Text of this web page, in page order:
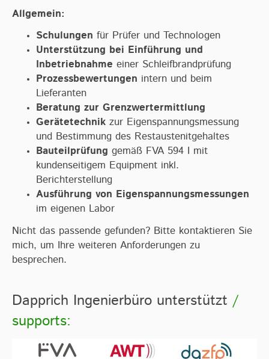
Allgemein:
Schulungen für Prüfer und Technologen
Unterstützung bei Einführung und
Inbetriebnahme einer Schleifbrandprüfung
Prozessbewertungen intern und beim
Lieferanten
Beratung zur Grenzwertermittlung
Gerätetechnik zur Eigenspannungsmessung
und Bestimmung des Restaustenitgehaltes
Bauteilprüfung gemäß FVA 594 I mit
kundenseitigem Equipment inkl.
Berichterstellung
Ausführung von Eigenspannungsmessungen
im eigenen Labor
Nicht das passende gefunden? Bitte kontaktieren Sie
mich, um Ihre weiteren Anforderungen zu
besprechen.
Dapprich Ingenierbüro unterstützt /
supports: